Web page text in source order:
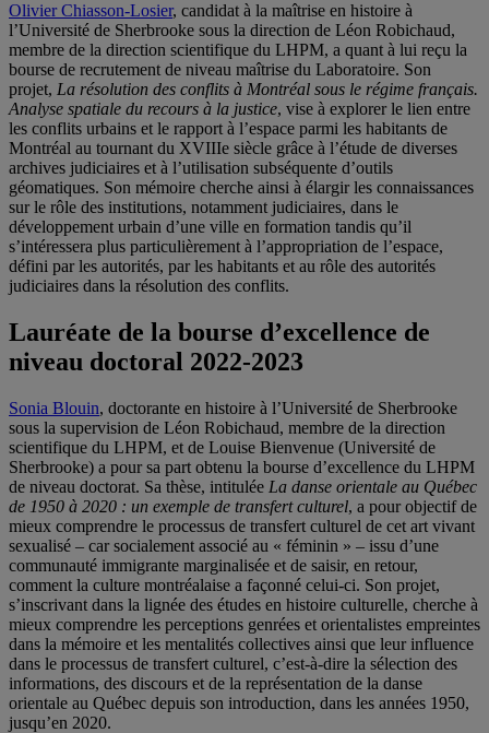
Olivier Chiasson-Losier, candidat à la maîtrise en histoire à
l’Université de Sherbrooke sous la direction de Léon Robichaud,
membre de la direction scientifique du LHPM, a quant à lui reçu la
bourse de recrutement de niveau maîtrise du Laboratoire. Son
projet, La résolution des conflits à Montréal sous le régime français.
Analyse spatiale du recours à la justice, vise à explorer le lien entre
les conflits urbains et le rapport à l’espace parmi les habitants de
Montréal au tournant du XVIIIe siècle grâce à l’étude de diverses
archives judiciaires et à l’utilisation subséquente d’outils
géomatiques. Son mémoire cherche ainsi à élargir les connaissances
sur le rôle des institutions, notamment judiciaires, dans le
développement urbain d’une ville en formation tandis qu’il
s’intéressera plus particulièrement à l’appropriation de l’espace,
défini par les autorités, par les habitants et au rôle des autorités
judiciaires dans la résolution des conflits.
Lauréate de la bourse d’excellence de
niveau doctoral 2022-2023
Sonia Blouin, doctorante en histoire à l’Université de Sherbrooke
sous la supervision de Léon Robichaud, membre de la direction
scientifique du LHPM, et de Louise Bienvenue (Université de
Sherbrooke) a pour sa part obtenu la bourse d’excellence du LHPM
de niveau doctorat. Sa thèse, intitulée La danse orientale au Québec
de 1950 à 2020 : un exemple de transfert culturel, a pour objectif de
mieux comprendre le processus de transfert culturel de cet art vivant
sexualisé – car socialement associé au « féminin » – issu d’une
communauté immigrante marginalisée et de saisir, en retour,
comment la culture montréalaise a façonné celui-ci. Son projet,
s’inscrivant dans la lignée des études en histoire culturelle, cherche à
mieux comprendre les perceptions genrées et orientalistes empreintes
dans la mémoire et les mentalités collectives ainsi que leur influence
dans le processus de transfert culturel, c’est-à-dire la sélection des
informations, des discours et de la représentation de la danse
orientale au Québec depuis son introduction, dans les années 1950,
jusqu’en 2020.